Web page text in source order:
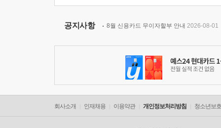
공지사항 8월 신용카드 무이자할부 안내 2026-08-01
회사소개 인재채용 이용약관 개인정보처리방침 청소년보